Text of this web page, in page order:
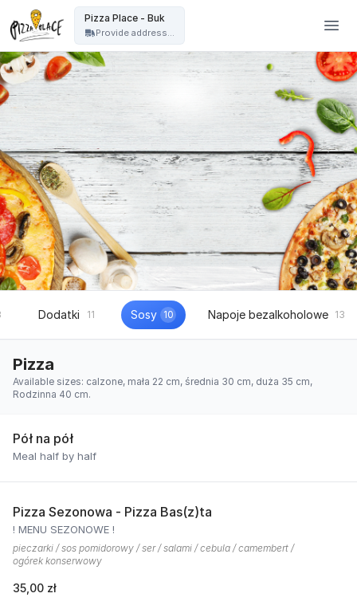
Pizza Place - Buk
Provide address...
Dodatki 11 Sosy 10 Napoje bezalkoholowe 13
Pizza
Available sizes: calzone, mała 22 cm, średnia 30 cm, duża 35 cm,
Rodzinna 40 cm.
Pół na pół
Meal half by half
Pizza Sezonowa - Pizza Bas(z)ta
! MENU SEZONOWE !
pieczarki / sos pomidorowy / ser / salami / cebula / camembert /
ogórek konserwowy
35,00 zł